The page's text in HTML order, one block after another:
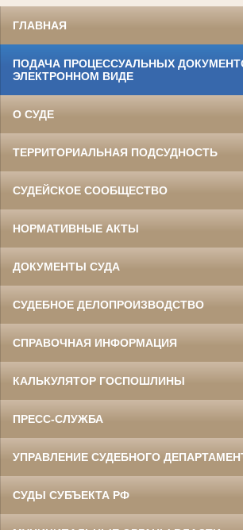
ГЛАВНАЯ
ПОДАЧА ПРОЦЕССУАЛЬНЫХ
ЭЛЕКТРОННОМ ВИДЕ
О СУДЕ
ТЕРРИТОРИАЛЬНАЯ ПОДСУДНОСТЬ
СУДЕЙСКОЕ СООБЩЕСТВО
НОРМАТИВНЫЕ АКТЫ
ДОКУМЕНТЫ СУДА
СУДЕБНОЕ ДЕЛОПРОИЗВОДСТВО
СПРАВОЧНАЯ ИНФОРМАЦИЯ
КАЛЬКУЛЯТОР ГОСПОШЛИНЫ
ПРЕСС-СЛУЖБА
УПРАВЛЕНИЕ СУДЕБНОГО
СУДЫ СУБЪЕКТА РФ